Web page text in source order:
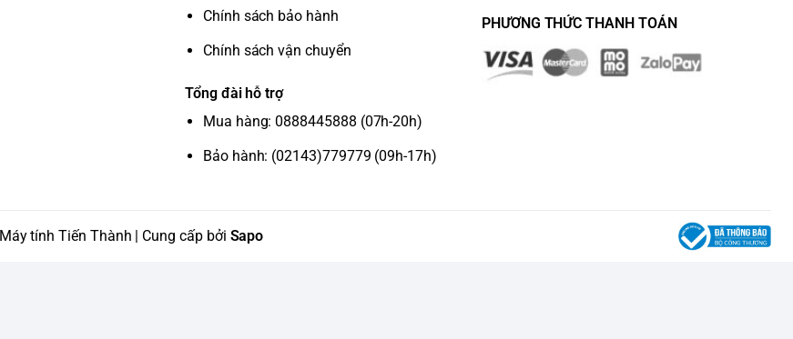
Chính sách bảo hành
Chính sách vận chuyển
Tổng đài hỗ trợ
Mua hàng: 0888445888 (07h-20h)
Bảo hành: (02143)779779 (09h-17h)
PHƯƠNG THỨC THANH TOÁN
Máy tính Tiến Thành | Cung cấp bởi Sapo